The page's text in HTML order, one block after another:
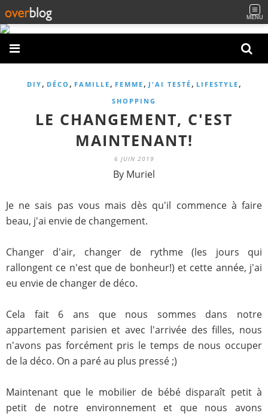
MENU
DIY , DÉCO , FAMILLE , FEMME , J'AI TESTÉ , LIFESTYLE ,
SHOPPING
LE CHANGEMENT, C'EST
MAINTENANT!
6 JUIN 2019
By Muriel
Je ne sais pas vous mais dès qu'il commence à faire
beau, j'ai envie de changement.
Changer d'air, changer de rythme (les jours qui
rallongent ce n'est que de bonheur!) et cette année, j'ai
eu envie de changer de déco.
Cela fait 6 ans que nous sommes dans notre
appartement parisien et avec l'arrivée des filles, nous
n'avons pas forcément pris le temps de nous occuper
de la déco. On a paré au plus pressé ;)
Maintenant que le mobilier de bébé disparaît petit à
petit de notre environnement et que nous avons